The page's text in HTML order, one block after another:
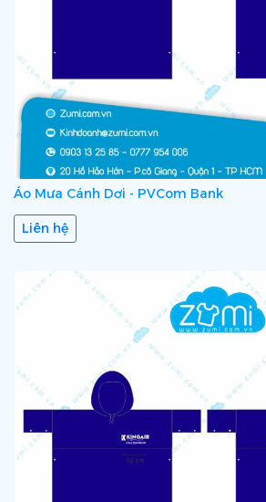
Áo Mưa Cánh Dơi - PVCom Bank
Liên hệ